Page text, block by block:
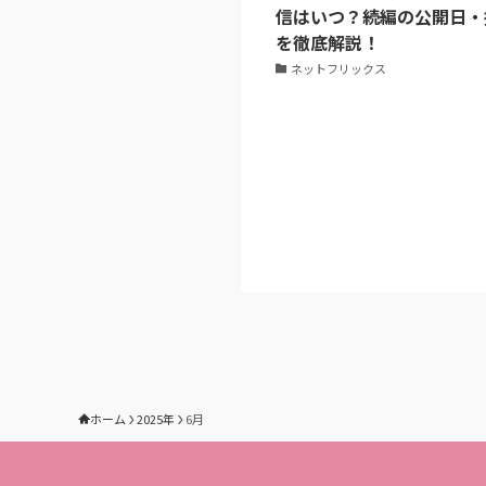
信はいつ？続編の公開日
を徹底解説！
ネットフリックス
ホーム 2025年 6月